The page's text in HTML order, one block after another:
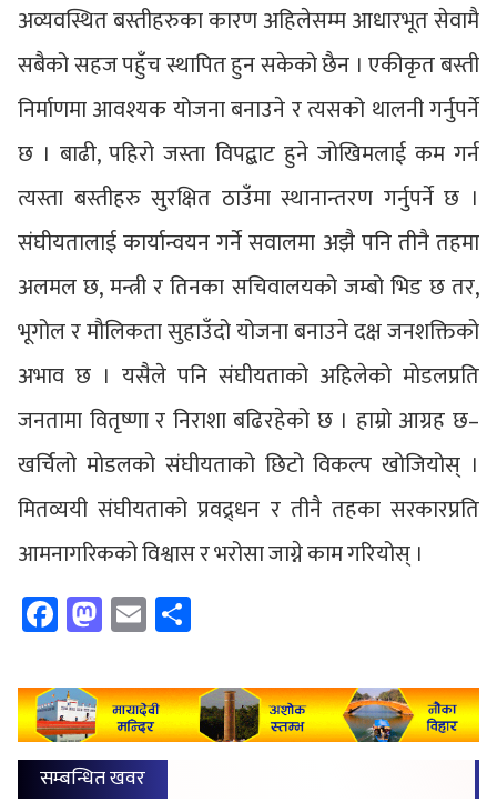
अव्यवस्थित बस्तीहरुका कारण अहिलेसम्म आधारभूत सेवामै
सबैको सहज पहुँच स्थापित हुन सकेको छैन । एकीकृत बस्ती
निर्माणमा आवश्यक योजना बनाउने र त्यसको थालनी गर्नुपर्ने
छ । बाढी, पहिरो जस्ता विपद्बाट हुने जोखिमलाई कम गर्न
त्यस्ता बस्तीहरु सुरक्षित ठाउँमा स्थानान्तरण गर्नुपर्ने छ ।
संघीयतालाई कार्यान्वयन गर्ने सवालमा अझै पनि तीनै तहमा
अलमल छ, मन्त्री र तिनका सचिवालयको जम्बो भिड छ तर,
भूगोल र मौलिकता सुहाउँदो योजना बनाउने दक्ष जनशक्तिको
अभाव छ । यसैले पनि संघीयताको अहिलेको मोडलप्रति
जनतामा वितृष्णा र निराशा बढिरहेको छ । हाम्रो आग्रह छ–
खर्चिलो मोडलको संघीयताको छिटो विकल्प खोजियोस् ।
मितव्ययी संघीयताको प्रवद्र्धन र तीनै तहका सरकारप्रति
आमनागरिकको विश्वास र भरोसा जाग्ने काम गरियोस् ।
Facebook
Mastodon
Email
सम्बन्धित खवर